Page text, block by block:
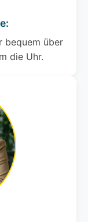
bequem über
die Uhr.